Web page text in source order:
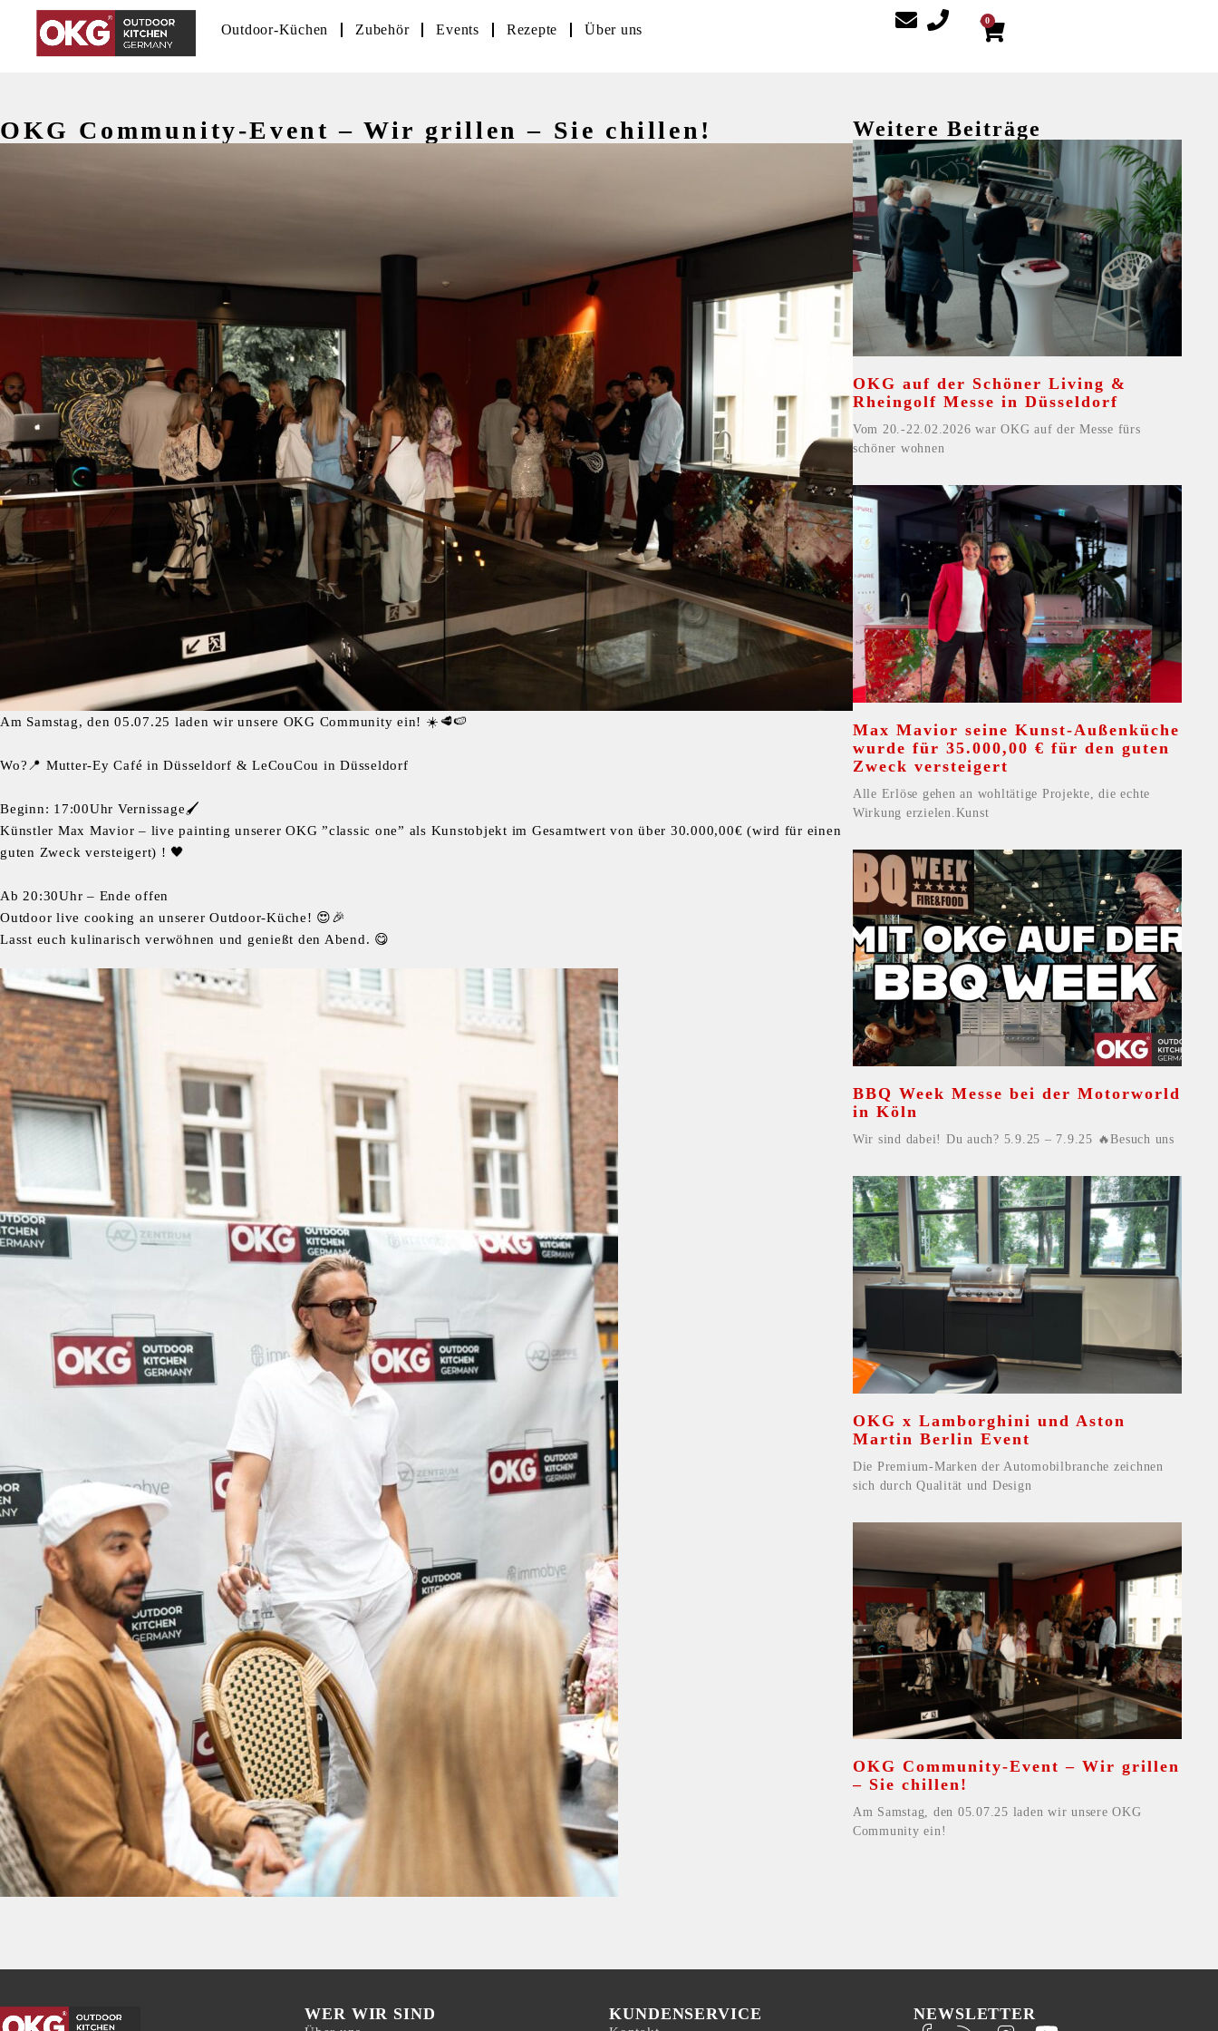
Outdoor-Küchen Zubehör Events Rezepte Über uns
0
OKG Community-Event – Wir grillen – Sie chillen!
Am Samstag, den 05.07.25 laden wir unsere OKG Community ein! ☀️🥩🍉
Wo?📍 Mutter-Ey Café in Düsseldorf & LeCouCou in Düsseldorf
Beginn: 17:00Uhr Vernissage🖌️
Künstler Max Mavior – live painting unserer OKG ”classic one” als Kunstobjekt im Gesamtwert von über 30.000,00€ (wird für einen
guten Zweck versteigert) ! 🖤
Ab 20:30Uhr – Ende offen
Outdoor live cooking an unserer Outdoor-Küche! 😍🎉
Lasst euch kulinarisch verwöhnen und genießt den Abend. 😋
Weitere Beiträge
OKG auf der Schöner Living &
Rheingolf Messe in Düsseldorf
Vom 20.-22.02.2026 war OKG auf der Messe fürs
schöner wohnen
Max Mavior seine Kunst-Außenküche
wurde für 35.000,00 € für den guten
Zweck versteigert
Alle Erlöse gehen an wohltätige Projekte, die echte
Wirkung erzielen.Kunst
BBQ Week Messe bei der Motorworld
in Köln
Wir sind dabei! Du auch? 5.9.25 – 7.9.25 🔥Besuch uns
OKG x Lamborghini und Aston
Martin Berlin Event
Die Premium-Marken der Automobilbranche zeichnen
sich durch Qualität und Design
OKG Community-Event – Wir grillen
– Sie chillen!
Am Samstag, den 05.07.25 laden wir unsere OKG
Community ein!
WER WIR SIND KUNDENSERVICE NEWSLETTER